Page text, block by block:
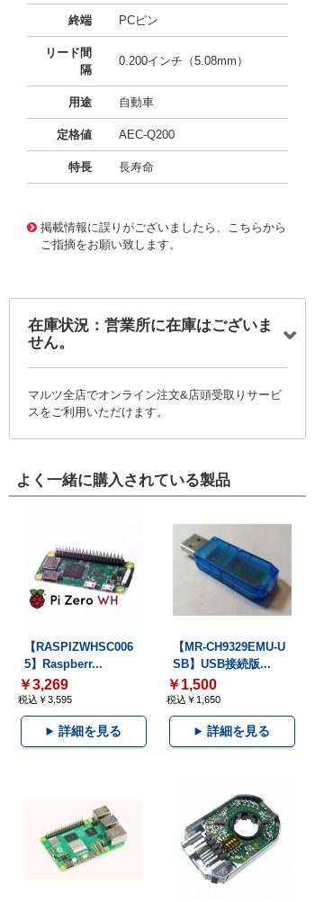
終端 PCピン
リード間
隔
0.200インチ（5.08mm）
用途 自動車
定格値 AEC-Q200
特長 長寿命
掲載情報に誤りがございましたら、こちらから
ご指摘をお願い致します。
在庫状況：営業所に在庫はございま
せん。
マルツ全店でオンライン注文&店頭受取りサービ
スをご利用いただけます。
よく一緒に購入されている製品
【RASPIZWHSC006
5】Raspberr...
￥3,269
税込￥3,595
詳細を見る
【MR-CH9329EMU-U
SB】USB接続版...
￥1,500
税込￥1,650
詳細を見る